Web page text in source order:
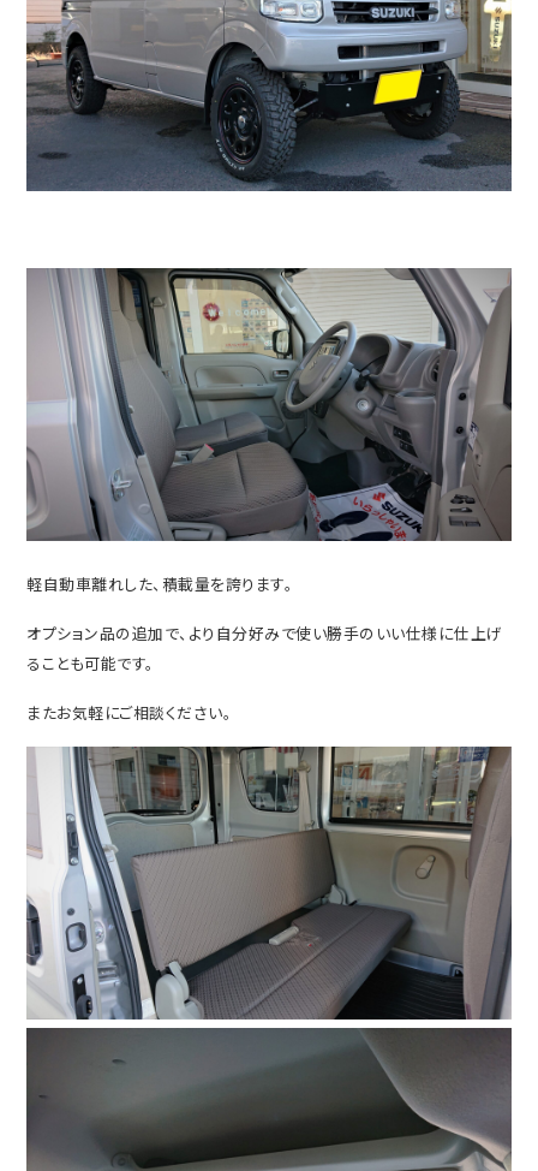
軽自動車離れした、積載量を誇ります。
オプション品の追加で、より自分好みで使い勝手のいい仕様に仕上げ
ることも可能です。
またお気軽にご相談ください。